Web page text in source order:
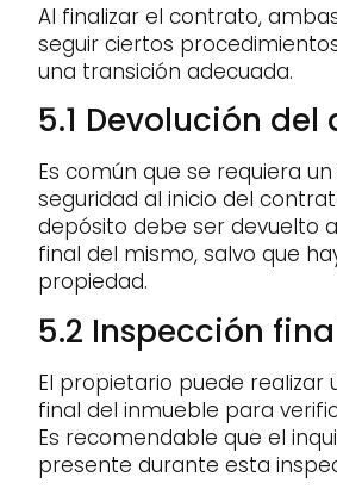
Al finalizar el contrato,
seguir ciertos
una transición adecuada.
5.1 Devolución del
Es común que se requiera
seguridad al inicio del
depósito debe ser devuelto
final del mismo, salvo que
propiedad.
5.2 Inspección
El propietario puede realizar
final del inmueble para
Es recomendable que el
presente durante esta